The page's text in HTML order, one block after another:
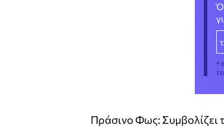
*
Πράσινο Φως: Συμβολίζει